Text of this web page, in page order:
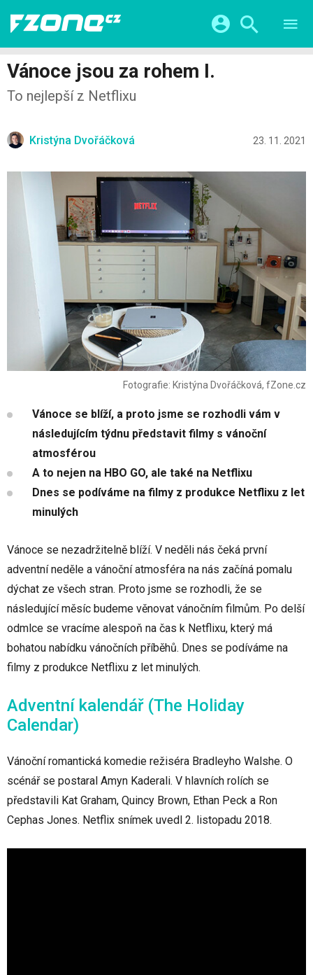
VIDEA
SERIÁLY
CHYTRÁ MĚSTA
ŽIVOT BUDOUCNOSTI
FINTECH
Facebook
Twitter
Vánoce jsou za rohem I.
To nejlepší z Netflixu
Kristýna Dvořáčková 23. 11. 2021
Fotografie: Kristýna Dvořáčková, fZone.cz
Vánoce se blíží, a proto jsme se rozhodli vám v
následujícím týdnu představit filmy s vánoční
atmosférou
A to nejen na HBO GO, ale také na Netflixu
Dnes se podíváme na filmy z produkce Netflixu z let
minulých
Vánoce se nezadržitelně blíží. V neděli nás čeká první
adventní neděle a vánoční atmosféra na nás začíná pomalu
dýchat ze všech stran. Proto jsme se rozhodli, že se
následující měsíc budeme věnovat vánočním filmům. Po delší
odmlce se vracíme alespoň na čas k Netflixu, který má
bohatou nabídku vánočních příběhů. Dnes se podíváme na
filmy z produkce Netflixu z let minulých.
Adventní kalendář (The Holiday
Calendar)
Vánoční romantická komedie režiséra Bradleyho Walshe. O
scénář se postaral Amyn Kaderali. V hlavních rolích se
představili Kat Graham, Quincy Brown, Ethan Peck a Ron
Cephas Jones. Netflix snímek uvedl 2. listopadu 2018.